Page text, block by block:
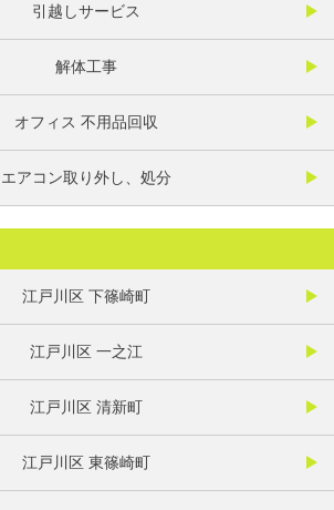
引越しサービス
解体工事
オフィス 不用品回収
エアコン取り外し、処分
江戸川区 下篠崎町
江戸川区 一之江
江戸川区 清新町
江戸川区 東篠崎町